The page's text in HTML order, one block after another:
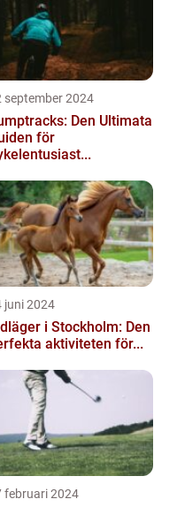
september 2024
Den Ultimata
för
juni 2024
i Stockholm: Den
aktiviteten för...
februari 2024